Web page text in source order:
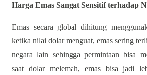
Harga Emas Sangat Sensitif terhadap
Emas secara global dihitung
ketika nilai dolar menguat, emas sering
negara lain sehingga permintaan bisa
saat dolar melemah, emas bisa jadi